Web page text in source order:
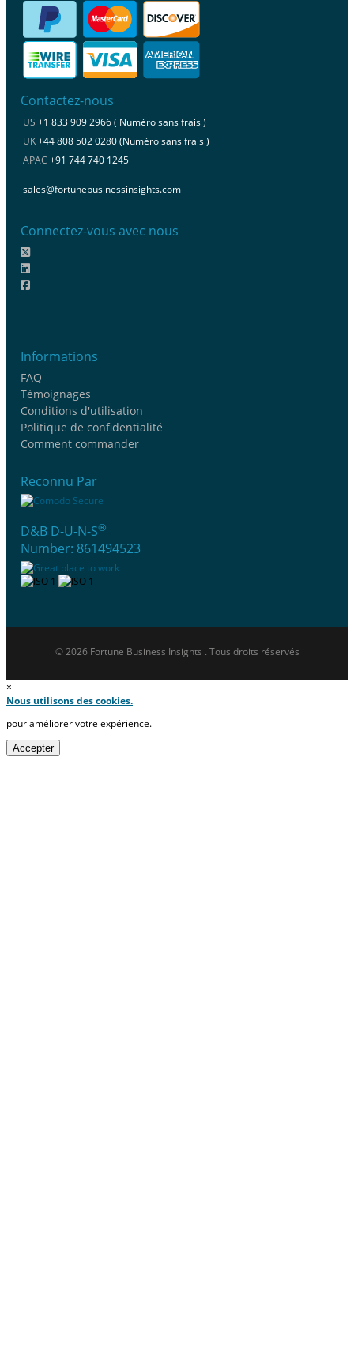
Contactez-nous
US +1 833 909 2966 ( Numéro sans frais )
UK+44 808 502 0280 (Numéro sans frais )
APAC +91 744 740 1245
sales@fortunebusinessinsights.com
Connectez-vous avec nous
Informations
FAQ
Témoignages
Conditions d'utilisation
Politique de confidentialité
Comment commander
Reconnu Par
D&B D-U-N-S®
Number: 861494523
© 2026 Fortune Business Insights . Tous droits réservés
×
Nous utilisons des cookies.
pour améliorer votre expérience.
Accepter